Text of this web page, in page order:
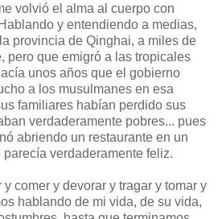
volvió el alma al cuerpo con
y entendiendo a medias,
provincia de Qinghai, a miles de
pero que emigró a las tropicales
unos años que el gobierno
a los musulmanes en esa
familiares habían perdido sus
verdaderamente pobres... pues
abriendo un restaurante en un
verdaderamente feliz.
comer y devorar y tragar y tomar y
hablando de mi vida, de su vida,